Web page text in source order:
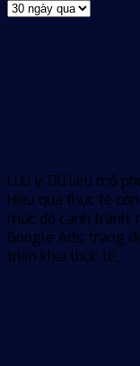
Lưu ý: Dữ liệu mô
Hiệu quả thực tế
mức độ cạnh tranh,
Google Ads; trang
triển khai thực tế...